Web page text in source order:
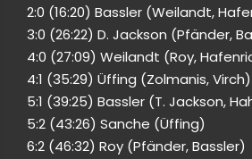
2:0 (16:20) Bassler (Weilandt,
3:0 (26:22) D. Jackson (Pfänder,
4:0 (27:09) Weilandt (Roy,
4:1 (35:29) Üffing (Zolmanis, Virch)
5:1 (39:25) Bassler (T. Jackson,
5:2 (43:26) Sanche (Üffing)
6:2 (46:32) Roy (Pfänder, Bassler)